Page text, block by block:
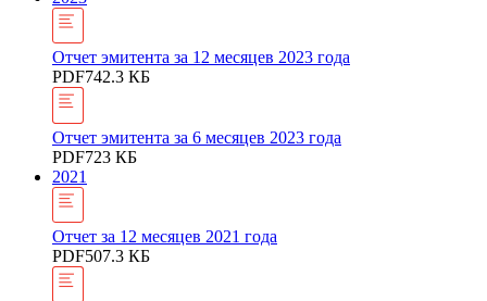
Отчет эмитента за 12 месяцев 2023 года
PDF742.3 КБ
Отчет эмитента за 6 месяцев 2023 года
PDF723 КБ
2021
Отчет за 12 месяцев 2021 года
PDF507.3 КБ